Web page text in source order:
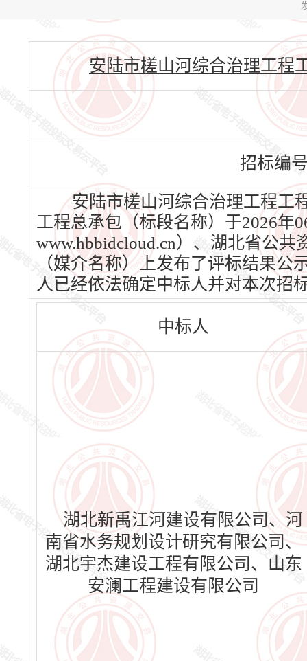
安陆市槎山河综合治理工程
招标编
安陆市槎山河综合治理工程工
工程总承包（标段名称）于2026年
www.hbbidcloud.cn）、湖北省公
（媒介名称）上发布了评标结果公
人已经依法确定中标人并对本次招
中标人
湖北新禹江河建设有限公司、河
南省水务规划设计研究有限公司、
湖北宇杰建设工程有限公司、山东
安澜工程建设有限公司